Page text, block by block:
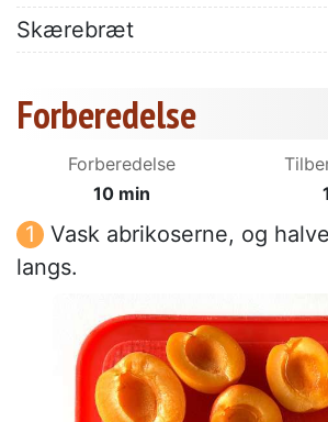
Skærebræt
Forberedelse
Forberedelse
10 min
Vask abrikoserne, og
langs.